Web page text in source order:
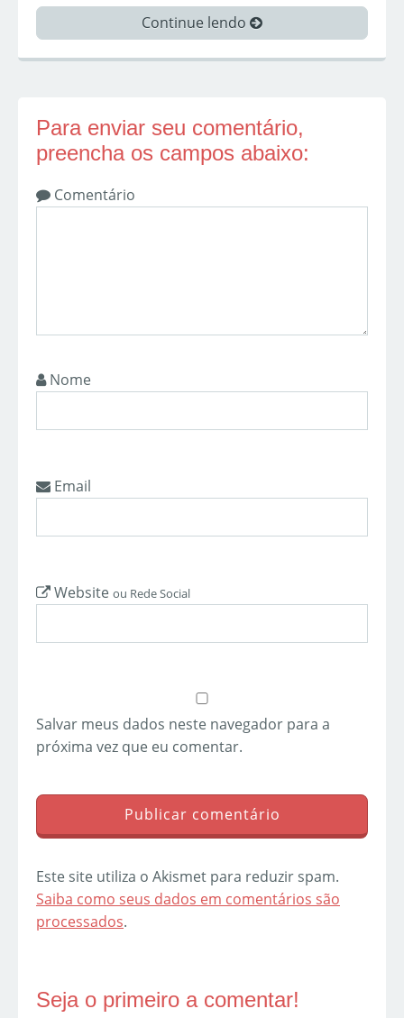
Continue lendo
Para enviar seu comentário,
preencha os campos abaixo:
Comentário
Nome
Email
Website ou Rede Social
Salvar meus dados neste navegador para a
próxima vez que eu comentar.
Este site utiliza o Akismet para reduzir spam.
Saiba como seus dados em comentários são
processados.
Seja o primeiro a comentar!